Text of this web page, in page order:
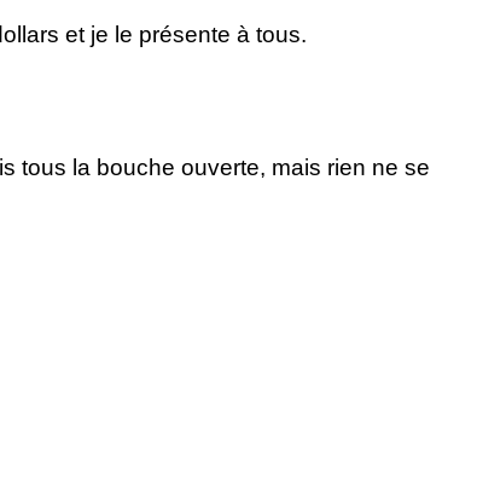
et je le présente à tous.
la bouche ouverte, mais rien ne se